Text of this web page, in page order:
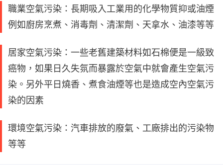
職業空氣污染：長期吸入工業用的化學物質抑或油煙
例如廚房烹煮、消毒劑、清潔劑、天拿水、油漆等等
居家空氣污染：一些老舊建築材料如石棉便是一級致
癌物，如果日久失氛而暴露於空氣中就會產生空氣污
染。另外平日燒香、煮食油煙等也是造成空內空氣污
染的因素
環境空氣污染：汽車排放的廢氣、工廠排出的污染物
等等